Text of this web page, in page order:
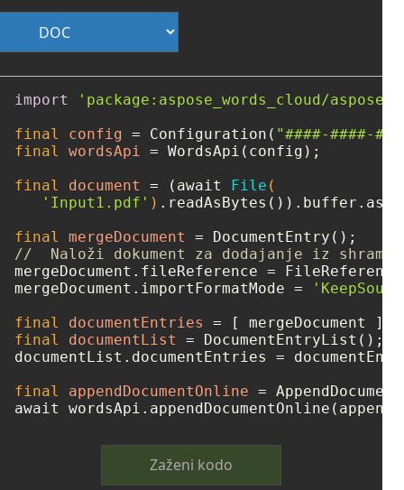
import
'package:aspose_words_cloud/
final
config = Configuration( "####-####-
final
wordsApi = WordsApi(config);
final
document = (await File (
'Input1.pdf' )
final
mergeDocument =
//  Naloži dokument za dodajanje iz
mergeDocument.fileReference =
mergeDocument.importFormatMode =
final
documentEntries =
final
documentList = DocumentEntryList();
documentList.documentEntries =
final
appendDocumentOnline =
Zaženi kodo